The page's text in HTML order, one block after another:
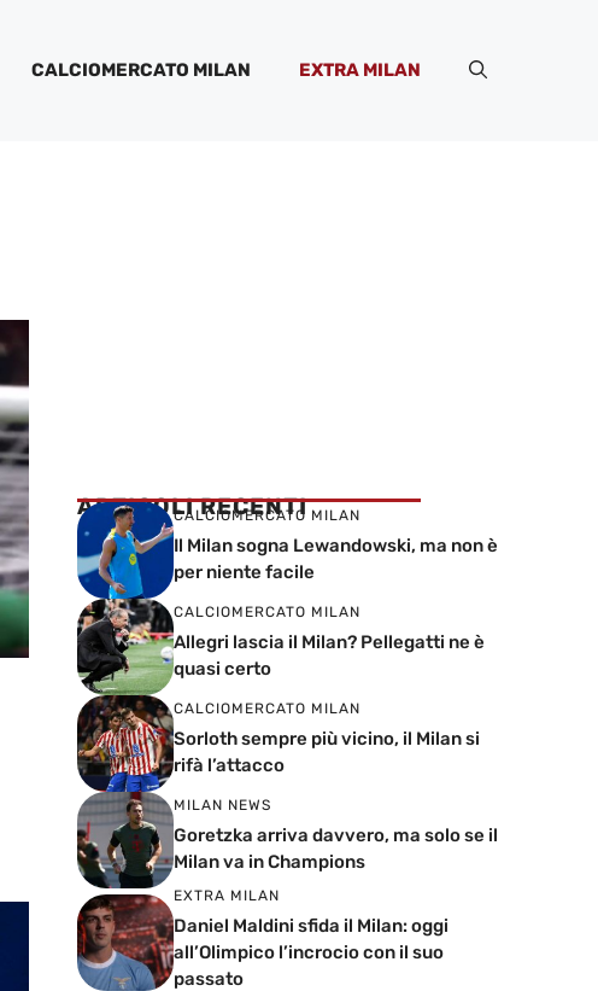
CALCIOMERCATO MILAN EXTRA MILAN
ARTICOLI RECENTI
CALCIOMERCATO MILAN
Il Milan sogna Lewandowski, ma non è
per niente facile
CALCIOMERCATO MILAN
Allegri lascia il Milan? Pellegatti ne è
quasi certo
CALCIOMERCATO MILAN
Sorloth sempre più vicino, il Milan si
rifà l’attacco
MILAN NEWS
Goretzka arriva davvero, ma solo se il
Milan va in Champions
EXTRA MILAN
Daniel Maldini sfida il Milan: oggi
all’Olimpico l’incrocio con il suo
passato